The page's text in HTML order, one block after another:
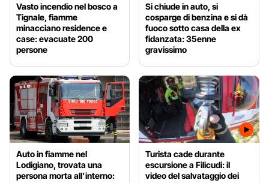
Vasto incendio nel bosco a
Tignale, fiamme
minacciano residence e
case: evacuate 200
persone
Si chiude in auto, si
cosparge di benzina e si dà
fuoco sotto casa della ex
fidanzata: 35enne
gravissimo
Auto in fiamme nel
Lodigiano, trovata una
persona morta all’interno:
Turista cade durante
escursione a Filicudi: il
video del salvataggio dei